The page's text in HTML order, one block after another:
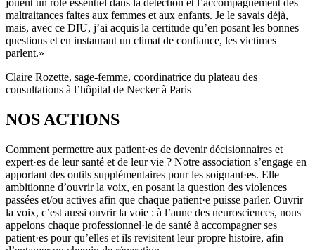
maltraitances faites aux femmes et aux enfants. Je le savais déjà,
mais, avec ce DIU, j’ai acquis la certitude qu’en posant les bonnes
questions et en instaurant un climat de confiance, les victimes
parlent.»
Claire Rozette, sage-femme, coordinatrice du plateau des
consultations à l’hôpital de Necker à Paris
NOS ACTIONS
Comment permettre aux patient·es de devenir décisionnaires et
expert·es de leur santé et de leur vie ? Notre association s’engage en
apportant des outils supplémentaires pour les soignant·es. Elle
ambitionne d’ouvrir la voix, en posant la question des violences
passées et/ou actives afin que chaque patient·e puisse parler. Ouvrir
la voix, c’est aussi ouvrir la voie : à l’aune des neurosciences, nous
appelons chaque professionnel·le de santé à accompagner ses
patient·es pour qu’elles et ils revisitent leur propre histoire, afin